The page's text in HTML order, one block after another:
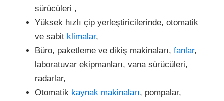
sürücüleri ,
Yüksek hızlı çip yerleştiricilerinde, otomatik
ve sabit klimalar,
Büro, paketleme ve dikiş makinaları, fanlar,
laboratuvar ekipmanları, vana sürücüleri,
radarlar,
Otomatik kaynak makinaları, pompalar,